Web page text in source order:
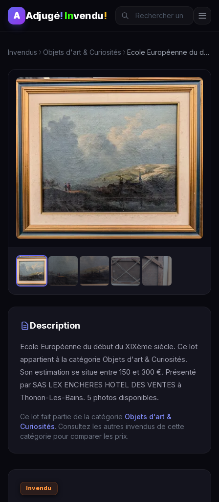
A Adjugé! Invendu!
Invendus Objets d'art & Curiosités Ecole Européenne du début du XIXème siècle.
Description
Ecole Européenne du début du XIXème siècle. Ce lot
appartient à la catégorie Objets d'art & Curiosités.
Son estimation se situe entre 150 et 300 €. Présenté
par SAS LEX ENCHERES HOTEL DES VENTES à
Thonon-Les-Bains. 5 photos disponibles.
Ce lot fait partie de la catégorie Objets d'art &
Curiosités. Consultez les autres invendus de cette
catégorie pour comparer les prix.
Invendu